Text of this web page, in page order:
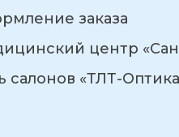
заказа
центр
салонов «ТЛТ-